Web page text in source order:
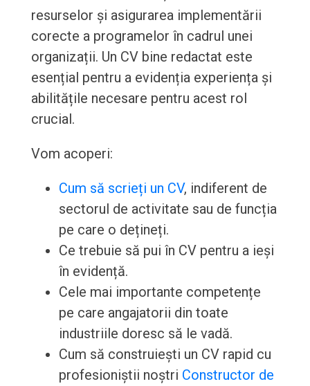
resurselor și asigurarea implementării
corecte a programelor în cadrul unei
organizații. Un CV bine redactat este
esențial pentru a evidenția experiența și
abilitățile necesare pentru acest rol
crucial.
Vom acoperi:
Cum să scrieți un CV, indiferent de
sectorul de activitate sau de funcția
pe care o dețineți.
Ce trebuie să pui în CV pentru a ieși
în evidență.
Cele mai importante competențe
pe care angajatorii din toate
industriile doresc să le vadă.
Cum să construiești un CV rapid cu
profesioniștii noștri Constructor de